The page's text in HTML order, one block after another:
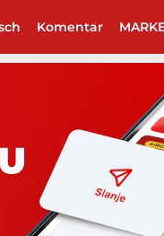
Komentar